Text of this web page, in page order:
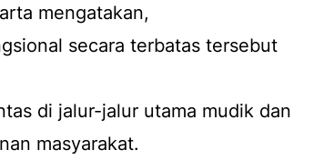
mengatakan,
secara terbatas tersebut
di jalur-jalur utama mudik dan
masyarakat.